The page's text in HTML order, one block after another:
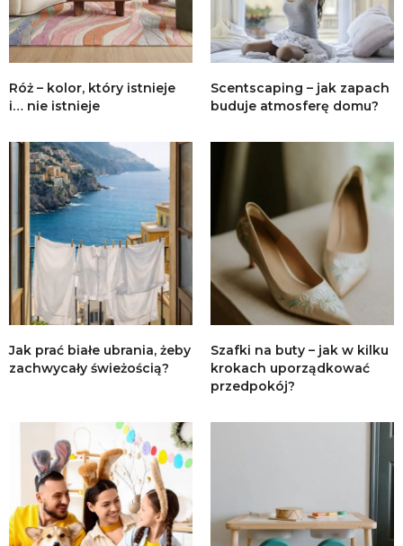
Róż – kolor, który istnieje
i… nie istnieje
Scentscaping – jak zapach
buduje atmosferę domu?
Jak prać białe ubrania, żeby
zachwycały świeżością?
Szafki na buty – jak w kilku
krokach uporządkować
przedpokój?